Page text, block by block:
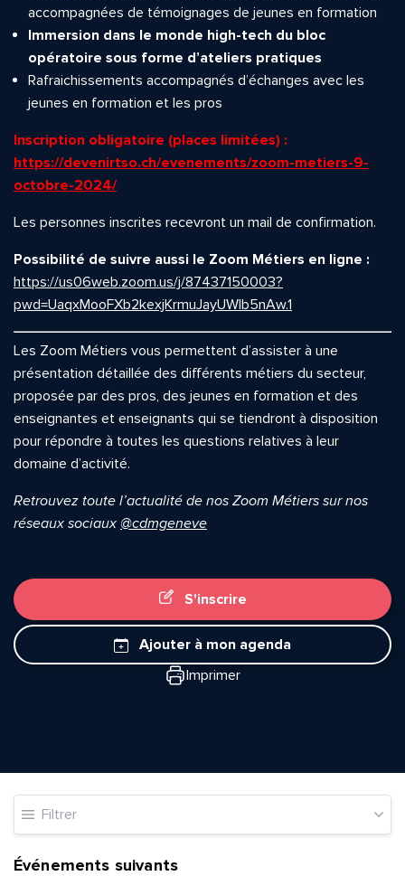
accompagnées de témoignages de jeunes en formation
Immersion dans le monde high-tech du bloc
opératoire sous forme d’ateliers pratiques
Rafraichissements accompagnés d’échanges avec les
jeunes en formation et les pros
Inscription obligatoire (places limitées) :
https://devenirtso.ch/evenements/zoom-metiers-9-
octobre-2024/
Les personnes inscrites recevront un mail de confirmation.
Possibilité de suivre aussi le Zoom Métiers en ligne :
https://us06web.zoom.us/j/87437150003?
pwd=UaqxMooFXb2kexjKrmuJayUWlb5nAw.1
Les Zoom Métiers vous permettent d’assister à une
présentation détaillée des différents métiers du secteur,
proposée par des pros, des jeunes en formation et des
enseignantes et enseignants qui se tiendront à disposition
pour répondre à toutes les questions relatives à leur
domaine d’activité.
Retrouvez toute l’actualité de nos Zoom Métiers sur nos
réseaux sociaux @cdmgeneve
S'inscrire
Ajouter à mon agenda
Imprimer
Filtrer
Événements suivants